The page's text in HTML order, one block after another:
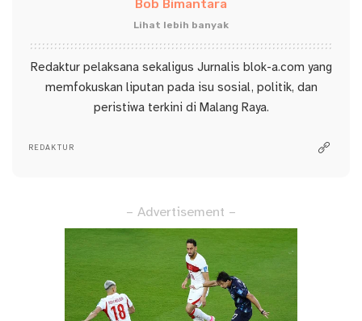
Bob Bimantara
Lihat lebih banyak
Redaktur pelaksana sekaligus Jurnalis blok-a.com yang
memfokuskan liputan pada isu sosial, politik, dan
peristiwa terkini di Malang Raya.
REDAKTUR
– Advertisement –